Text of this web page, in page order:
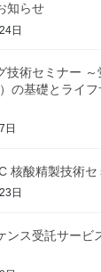
知らせ
日
技術セミナー
の基礎とライ
日
核酸精製技術セ
日
ンス受託サービ